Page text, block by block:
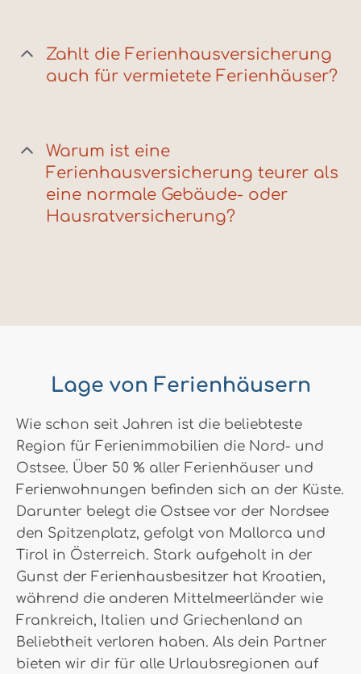
Zahlt die Ferienhausversicherung
auch für vermietete Ferienhäuser?
Warum ist eine
Ferienhausversicherung teurer als
eine normale Gebäude- oder
Hausratversicherung?
Lage von Ferienhäusern
Wie schon seit Jahren ist die beliebteste
Region für Ferienimmobilien die Nord- und
Ostsee. Über 50 % aller Ferienhäuser und
Ferienwohnungen befinden sich an der Küste.
Darunter belegt die Ostsee vor der Nordsee
den Spitzenplatz, gefolgt von Mallorca und
Tirol in Österreich. Stark aufgeholt in der
Gunst der Ferienhausbesitzer hat Kroatien,
während die anderen Mittelmeerländer wie
Frankreich, Italien und Griechenland an
Beliebtheit verloren haben. Als dein Partner
bieten wir dir für alle Urlaubsregionen auf